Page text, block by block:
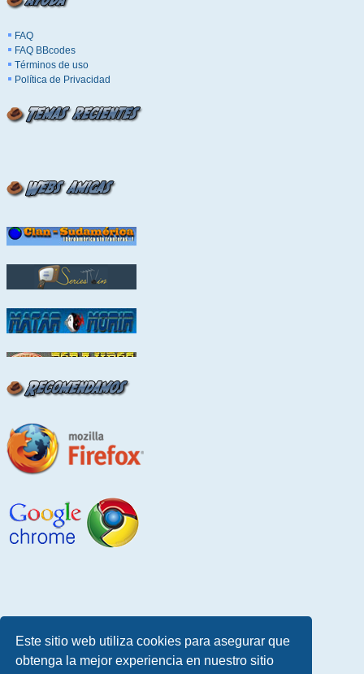
Este sitio web utiliza cookies para asegurar que
obtenga la mejor experiencia en nuestro sitio
FAQ
FAQ BBcodes
Términos de uso
Política de Privacidad